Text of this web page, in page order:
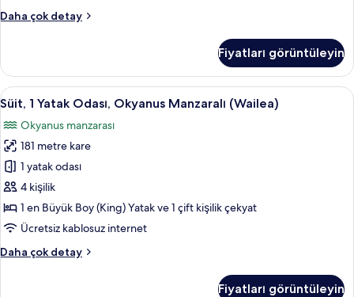
Manzaralı
tüm
fotoğrafları
görün
Daha çok detay
Club
Odası,
Club
Dinlenme
Girişi,
Bahçe
Manzaralı
(Napua)
hakkında
daha
fazla
detay
Fiyatları görüntüleyin
Süit,
1
Yatak
Odası,
Okyanus
Manzaralı
(Wailea)
için
fotoğrafları
Süit, 1 Yatak Odası, Okyanus
4
Süit, 1 Yatak Odası, Okyanus Manzaralı (Wailea)
Okyanus manzarası
181 metre kare
1 yatak odası
4 kişilik
1 en Büyük Boy (King) Yatak ve 1 çift kişilik çekyat
Ücretsiz kablosuz internet
Daha çok detay
Süit,
Fiyatları görüntüleyin